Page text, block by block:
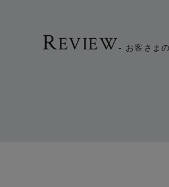
REVIEW- お客さま